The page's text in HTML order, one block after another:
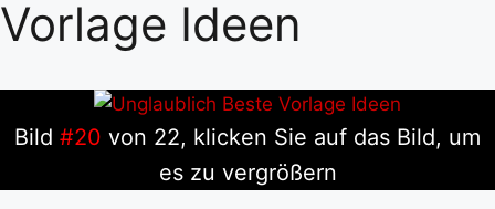
Vorlage Ideen
Bild #20 von 22, klicken Sie auf das Bild, um
es zu vergrößern